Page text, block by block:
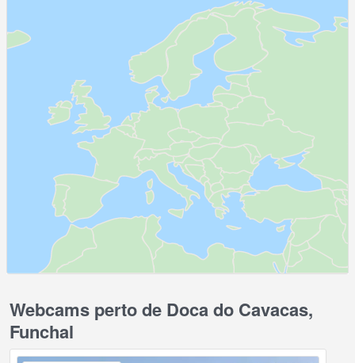
Webcams perto de Doca do Cavacas,
Funchal